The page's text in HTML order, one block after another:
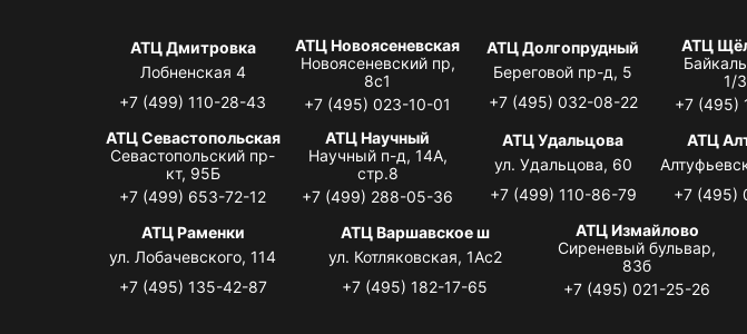
АТЦ Дмитровка
Лобненская 4
+7 (499) 110-28-43
АТЦ Новоясеневская
Новоясеневский пр,
8с1
+7 (495) 023-10-01
АТЦ Долгопрудный
Береговой пр-д, 5
+7 (495) 032-08-22
АТЦ
1/
+7 (495)
АТЦ Севастопольская
Севастопольский пр-
кт, 95Б
+7 (499) 653-72-12
АТЦ Научный
Научный п-д, 14А,
стр.8
+7 (499) 288-05-36
АТЦ Удальцова
ул. Удальцова, 60
+7 (499) 110-86-79
АТЦ
+7 (495)
АТЦ Раменки
ул. Лобачевского, 114
+7 (495) 135-42-87
АТЦ Варшавское ш
ул. Котляковская, 1Ас2
+7 (495) 182-17-65
АТЦ Измайлово
Сиреневый бульвар,
83б
+7 (495) 021-25-26